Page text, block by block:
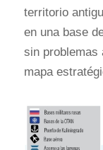
territorio
en una base
sin problemas
mapa